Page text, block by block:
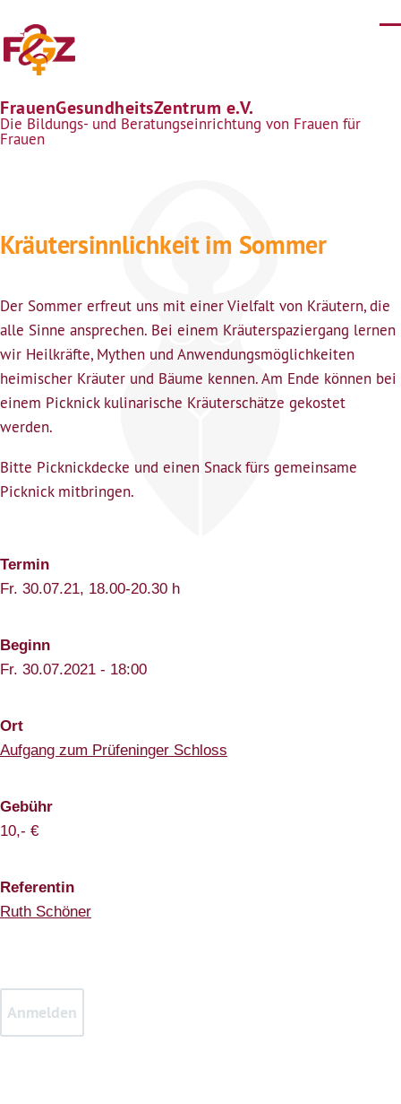
FrauenGesundheitsZentrum e.V.
Die Bildungs- und Beratungseinrichtung von Frauen für
Frauen
Kräutersinnlichkeit im Sommer
Der Sommer erfreut uns mit einer Vielfalt von Kräutern, die
alle Sinne ansprechen. Bei einem Kräuterspaziergang lernen
wir Heilkräfte, Mythen und Anwendungsmöglichkeiten
heimischer Kräuter und Bäume kennen. Am Ende können bei
einem Picknick kulinarische Kräuterschätze gekostet
werden.
Bitte Picknickdecke und einen Snack fürs gemeinsame
Picknick mitbringen.
Termin
Fr. 30.07.21, 18.00-20.30 h
Beginn
Fr. 30.07.2021 - 18:00
Ort
Aufgang zum Prüfeninger Schloss
Gebühr
10,- €
Referentin
Ruth Schöner